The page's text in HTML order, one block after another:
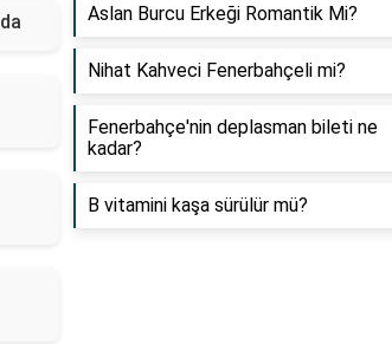
Aslan Burcu Erkeği Romantik Mi?
Nihat Kahveci Fenerbahçeli mi?
Fenerbahçe'nin deplasman bileti ne
kadar?
B vitamini kaşa sürülür mü?